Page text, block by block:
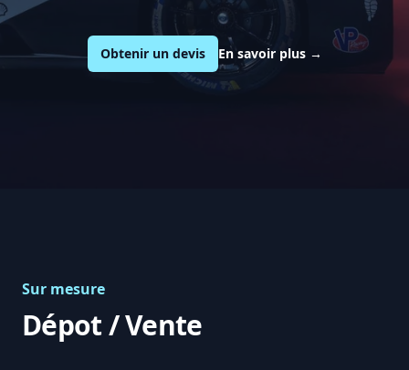
Obtenir un devis En savoir plus →
Sur mesure
Dépot / Vente